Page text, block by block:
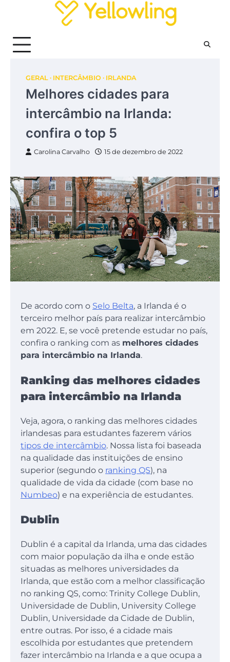
GERAL INTERCÂMBIO IRLANDA
Melhores cidades para
intercâmbio na Irlanda:
confira o top 5
Carolina Carvalho 15 de dezembro de 2022
De acordo com o Selo Belta, a Irlanda é o
terceiro melhor país para realizar intercâmbio
em 2022. E, se você pretende estudar no país,
confira o ranking com as melhores cidades
para intercâmbio na Irlanda.
Ranking das melhores cidades
para intercâmbio na Irlanda
Veja, agora, o ranking das melhores cidades
irlandesas para estudantes fazerem vários
tipos de intercâmbio. Nossa lista foi baseada
na qualidade das instituições de ensino
superior (segundo o ranking QS), na
qualidade de vida da cidade (com base no
Numbeo) e na experiência de estudantes.
Dublin
Dublin é a capital da Irlanda, uma das cidades
com maior população da ilha e onde estão
situadas as melhores universidades da
Irlanda, que estão com a melhor classificação
no ranking QS, como: Trinity College Dublin,
Universidade de Dublin, University College
Dublin, Universidade da Cidade de Dublin,
entre outras. Por isso, é a cidade mais
escolhida por estudantes que pretendem
fazer intercâmbio na Irlanda e a que ocupa a